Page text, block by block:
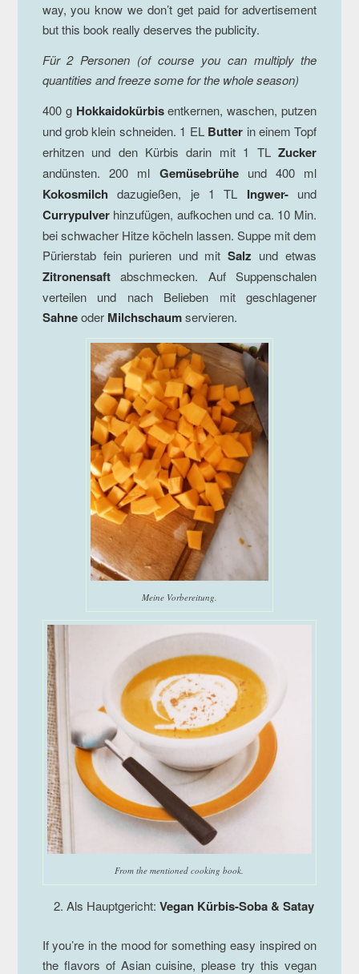
way, you know we don’t get paid for advertisement
but this book really deserves the publicity.
Für 2 Personen (of course you can multiply the
quantities and freeze some for the whole season)
400 g Hokkaidokürbisentkernen, waschen, putzen
und grob klein schneiden. 1 EL Butter in einem Topf
erhitzen und den Kürbis darin mit 1 TLZucker
andünsten. 200 ml Gemüsebrüheund 400 ml
Kokosmilch dazugießen, je 1 TL Ingwer- und
Currypulverhinzufügen, aufkochen und ca. 10 Min.
bei schwacher Hitze köcheln lassen. Suppe mit dem
Pürierstab fein purieren und mitSalz und etwas
Zitronensaftabschmecken. Auf Suppenschalen
verteilen und nach Belieben mit geschlagener
Sahneoder Milchschaumservieren.
Meine Vorbereitung.
From the mentioned cooking book.
Als Hauptgericht: Vegan Kürbis-Soba & Satay
If you’re in the mood for something easy inspired on
the flavors of Asian cuisine, please try this vegan